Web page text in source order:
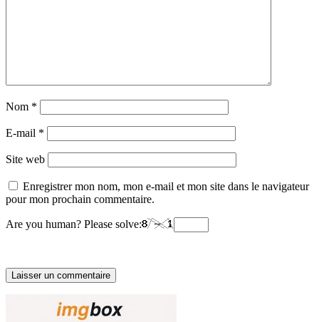
Nom *
E-mail *
Site web
Enregistrer mon nom, mon e-mail et mon site dans le navigateur
pour mon prochain commentaire.
Are you human? Please solve: